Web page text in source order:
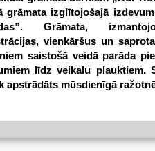
grāmata izglītojošajā
Grāmata,
vienkāršus un
saistošā veidā parāda
līdz veikalu plauktiem.
apstrādāts mūsdienīgā